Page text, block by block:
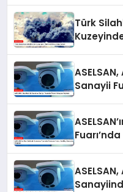
Türk
Sanayii